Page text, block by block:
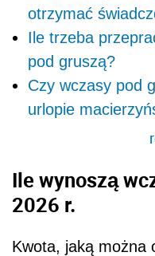
otrzymać
Ile trzeba
pod gruszą?
Czy wczasy pod
urlopie
Ile wynoszą
2026 r.
Kwota, jaką można